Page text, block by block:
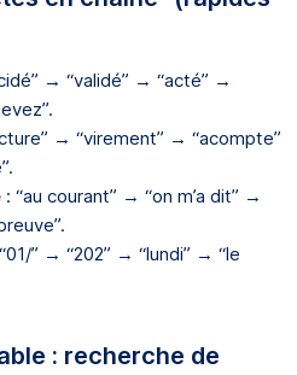
→ “validé” → “acté” →
→ “virement” → “acompte”
: “au courant” → “on m’a dit” →
” → “202” → “lundi” → “le
: recherche de